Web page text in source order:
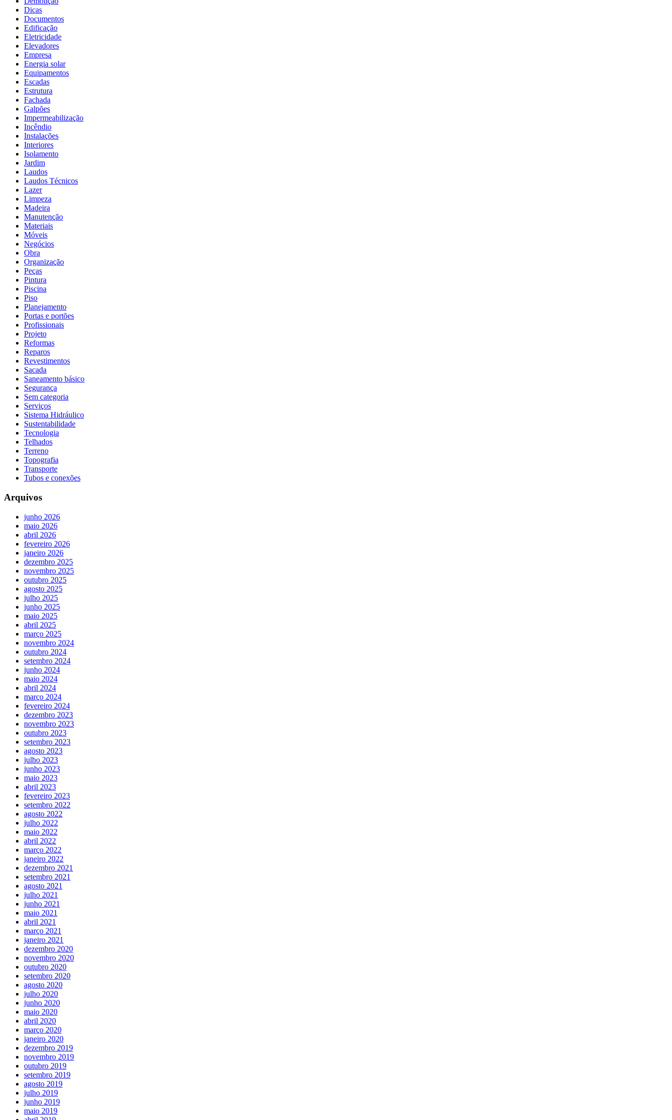
Dicas
Documentos
Edificação
Eletricidade
Elevadores
Empresa
Energia solar
Equipamentos
Escadas
Estrutura
Fachada
Galpões
Impermeabilização
Incêndio
Instalações
Interiores
Isolamento
Jardim
Laudos
Laudos Técnicos
Lazer
Limpeza
Madeira
Manutenção
Materiais
Móveis
Negócios
Obra
Organização
Peças
Pintura
Piscina
Piso
Planejamento
Portas e portões
Profissionais
Projeto
Reformas
Reparos
Revestimentos
Sacada
Saneamento básico
Segurança
Sem categoria
Serviços
Sistema Hidráulico
Sustentabilidade
Tecnologia
Telhados
Terreno
Topografia
Transporte
Tubos e conexões
Arquivos
junho 2026
maio 2026
abril 2026
fevereiro 2026
janeiro 2026
dezembro 2025
novembro 2025
outubro 2025
agosto 2025
julho 2025
junho 2025
maio 2025
abril 2025
março 2025
novembro 2024
outubro 2024
setembro 2024
junho 2024
maio 2024
abril 2024
março 2024
fevereiro 2024
dezembro 2023
novembro 2023
outubro 2023
setembro 2023
agosto 2023
julho 2023
junho 2023
maio 2023
abril 2023
fevereiro 2023
setembro 2022
agosto 2022
julho 2022
maio 2022
abril 2022
março 2022
janeiro 2022
dezembro 2021
setembro 2021
agosto 2021
julho 2021
junho 2021
maio 2021
abril 2021
março 2021
janeiro 2021
dezembro 2020
novembro 2020
outubro 2020
setembro 2020
agosto 2020
julho 2020
junho 2020
maio 2020
abril 2020
março 2020
janeiro 2020
dezembro 2019
novembro 2019
outubro 2019
setembro 2019
agosto 2019
julho 2019
junho 2019
maio 2019